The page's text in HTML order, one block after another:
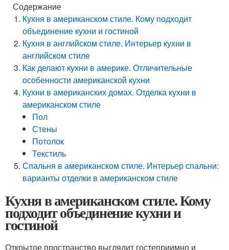
Содержание
Кухня в американском стиле. Кому подходит
объединение кухни и гостиной
Кухня в английском стиле. Интерьер кухни в
английском стиле
Как делают кухни в америке. Отличительные
особенности американской кухни
Кухни в американских домах. Отделка кухни в
американском стиле
Пол
Стены
Потолок
Текстиль
Спальня в американском стиле. Интерьер спальни:
варианты отделки в американском стиле
Кухня в американском стиле. Кому
подходит объединение кухни и
гостиной
Открытое пространство выглядит гостеприимно и